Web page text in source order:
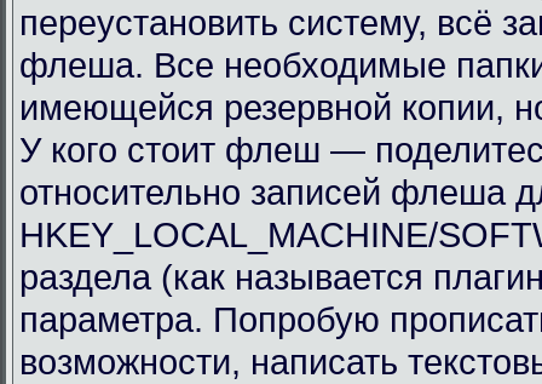
переустановить систему, всё
флеша. Все необходимые
имеющейся резервной копии,
У кого стоит флеш —
относительно записей флеша
HKEY_LOCAL_MACHINE/
раздела (как называется
параметра. Попробую
возможности, написать